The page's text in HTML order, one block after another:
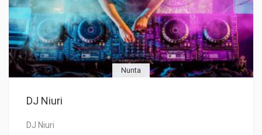
Nunta
DJ Niuri
DJ Niuri